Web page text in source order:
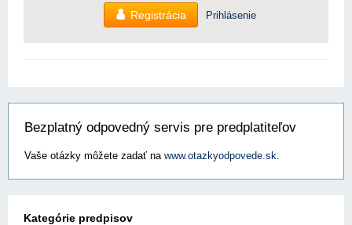
Registrácia Prihlásenie
Bezplatný odpovedný servis pre predplatiteľov
Vaše otázky môžete zadať na www.otazkyodpovede.sk.
Kategórie predpisov